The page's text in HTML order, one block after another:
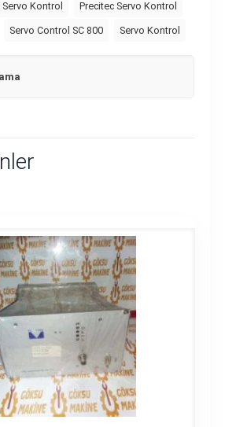
Servo Kontrol Precitec Servo Kontrol
Servo Control SC 800 Servo Kontrol